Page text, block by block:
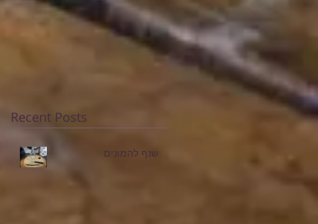
Recent Posts
שנף להמונים